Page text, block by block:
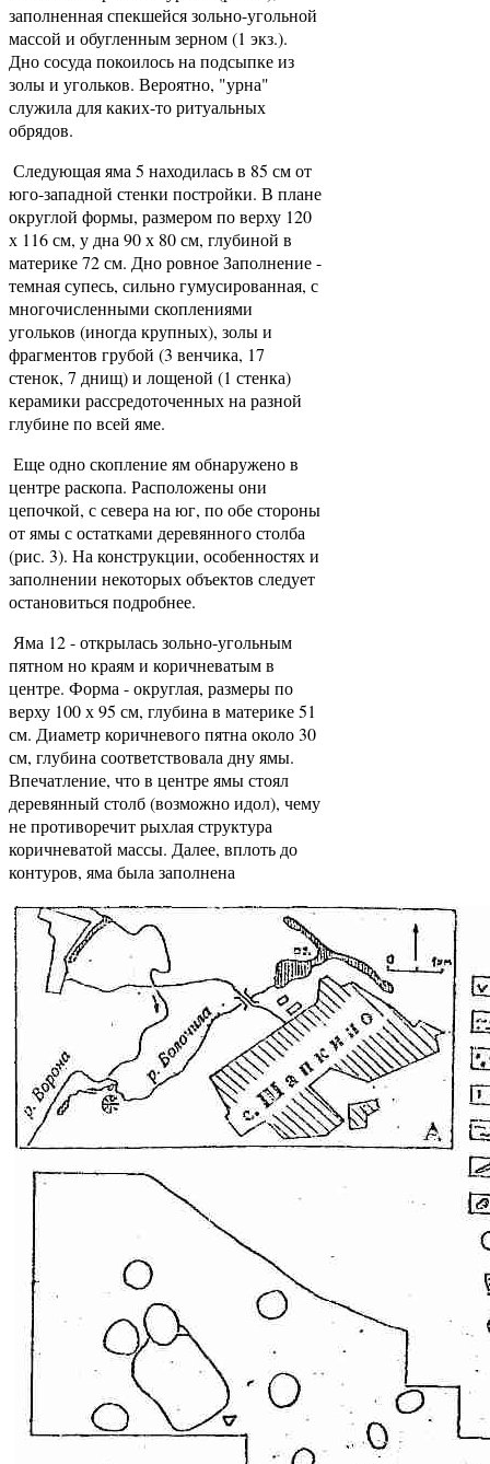
заполненная спекшейся зольно-угольной
массой и обугленным зерном (1 экз.).
Дно сосуда покоилось на подсыпке из
золы и угольков. Вероятно, "урна"
служила для каких-то ритуальных
обрядов.
Следующая яма 5 находилась в 85 см от
юго-западной стенки постройки. В плане
округлой формы, размером по верху 120
х 116 см, у дна 90 х 80 см, глубиной в
материке 72 см. Дно ровное Заполнение -
темная супесь, сильно гумусированная, с
многочисленными скоплениями
угольков (иногда крупных), золы и
фрагментов грубой (3 венчика, 17
стенок, 7 днищ) и лощеной (1 стенка)
керамики рассредоточенных на разной
глубине по всей яме.
Еще одно скопление ям обнаружено в
центре раскопа. Расположены они
цепочкой, с севера на юг, по обе стороны
от ямы с остатками деревянного столба
(рис. 3). На конструкции, особенностях и
заполнении некоторых объектов следует
остановиться подробнее.
Яма 12 - открылась зольно-угольным
пятном но краям и коричневатым в
центре. Форма - округлая, размеры по
верху 100 х 95 см, глубина в материке 51
см. Диаметр коричневого пятна около 30
см, глубина соответствовала дну ямы.
Впечатление, что в центре ямы стоял
деревянный столб (возможно идол), чему
не противоречит рыхлая структура
коричневатой массы. Далее, вплоть до
контуров, яма была заполнена